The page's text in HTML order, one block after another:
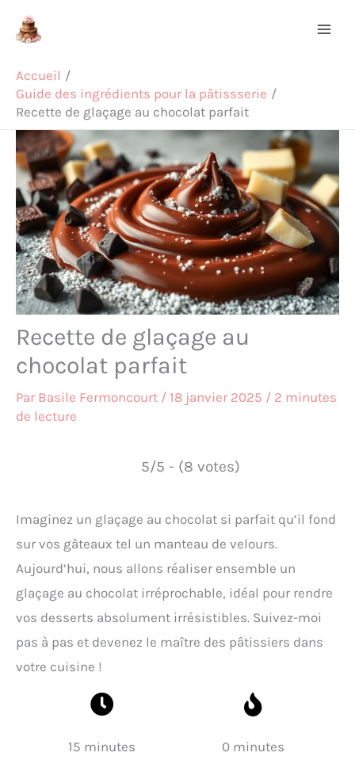
Accueil
Guide des ingrédients pour la pâtissserie
Recette de glaçage au chocolat parfait
Recette de glaçage au
chocolat parfait
Par Basile Fermoncourt / 18 janvier 2025 / 2 minutes
de lecture
5/5 - (8 votes)
Imaginez un glaçage au chocolat si parfait qu’il fond
sur vos gâteaux tel un manteau de velours.
Aujourd’hui, nous allons réaliser ensemble un
glaçage au chocolat irréprochable, idéal pour rendre
vos desserts absolument irrésistibles. Suivez-moi
pas à pas et devenez le maître des pâtissiers dans
votre cuisine !
15 minutes 0 minutes
Rechercher